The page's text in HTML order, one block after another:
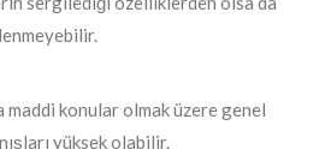
maddi konular olmak üzere genel
yüksek olabilir.